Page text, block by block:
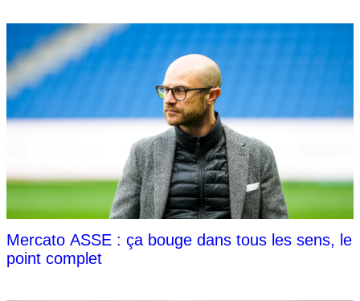
Mercato ASSE : ça bouge dans tous les sens, le
point complet